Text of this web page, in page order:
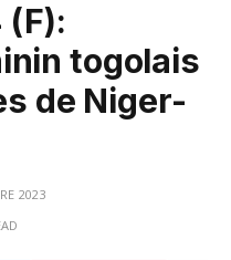
(F):
togolais
de Niger-
2023